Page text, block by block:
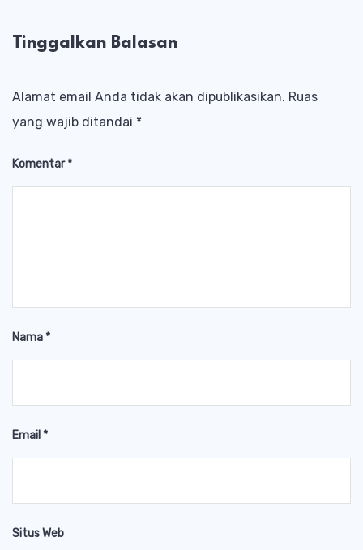
Tinggalkan Balasan
Alamat email Anda tidak akan dipublikasikan. Ruas
yang wajib ditandai *
Komentar*
Nama*
Email *
Situs Web